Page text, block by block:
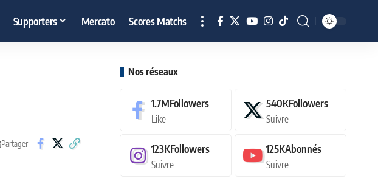
Supporters Mercato Scores Matchs
Partager
Nos réseaux
1.7MFollowers
Like
540KFollowers
Suivre
123KFollowers
Suivre
125KAbonnés
Suivre